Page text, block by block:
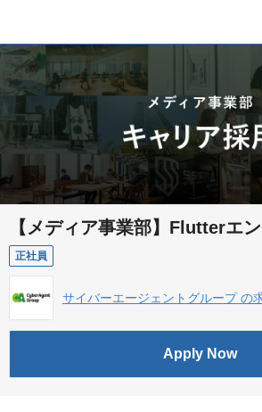
【メディア事業部】Flutterエ
正社員
サイバーエージェントグループ の
Apply Now